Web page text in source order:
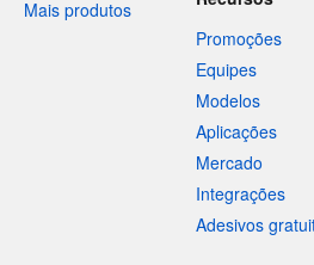
Mais produtos
Promoções
Equipes
Modelos
Aplicações
Mercado
Integrações
Adesivos